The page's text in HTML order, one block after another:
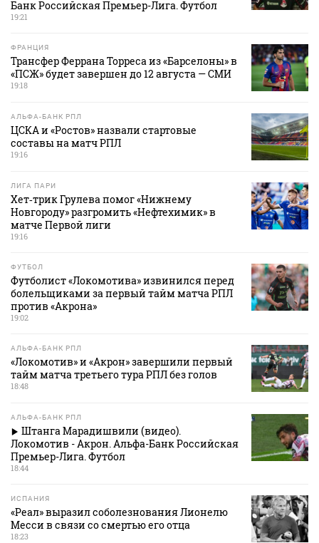
Банк Российская Премьер-Лига. Футбол
19:21
ФРАНЦИЯ
Трансфер Феррана Торреса из «Барселоны» в
«ПСЖ» будет завершен до 12 августа — СМИ
19:18
АЛЬФА-БАНК РПЛ
ЦСКА и «Ростов» назвали стартовые
составы на матч РПЛ
19:16
ЛИГА ПАРИ
Хет‑трик Грулева помог «Нижнему
Новгороду» разгромить «Нефтехимик» в
матче Первой лиги
19:16
ФУТБОЛ
Футболист «Локомотива» извинился перед
болельщиками за первый тайм матча РПЛ
против «Акрона»
19:02
АЛЬФА-БАНК РПЛ
«Локомотив» и «Акрон» завершили первый
тайм матча третьего тура РПЛ без голов
18:48
АЛЬФА-БАНК РПЛ
Штанга Марадишвили (видео).
Локомотив - Акрон. Альфа-Банк Российская
Премьер-Лига. Футбол
18:44
ИСПАНИЯ
«Реал» выразил соболезнования Лионелю
Месси в связи со смертью его отца
18:23